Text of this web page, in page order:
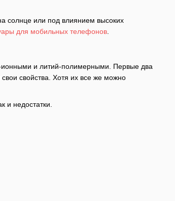
солнце или под влиянием высоких
для мобильных телефонов
ионными и литий-полимерными. Первые два
свойства. Хотя их все же можно
недостатки.